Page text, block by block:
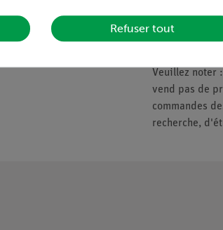
Politique de qualité
Sécurité en classe
Nous ne
Veuillez noter
vend pas de
commandes
recherche,
Refuser tout